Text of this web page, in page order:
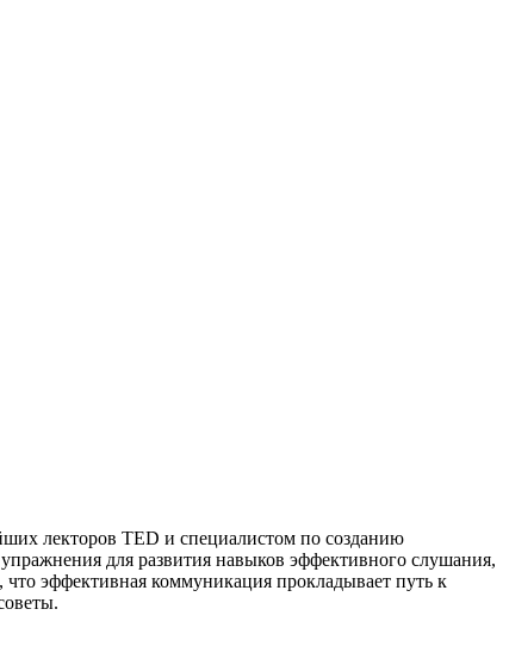
лекторов TED и специалистом по созданию
для развития навыков эффективного слушания,
эффективная коммуникация прокладывает путь к